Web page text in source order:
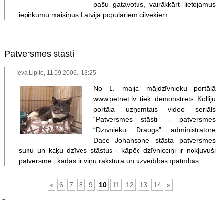
pašu gatavotus, vairākkārt lietojamus
iepirkumu maisiņus Latvijā populāriem cilvēkiem.
Patversmes stāsti
Ieva Lipite, 11.09.2006., 13:25
No 1. maija mājdzīvnieku portālā
www.petnet.lv tiek demonstrēts Kolliju
portāla uzņemtais video seriāls
“Patversmes stāsti” - patversmes
“Dzīvnieku Draugs” administratore
Dace Johansone stāsta patversmes
suņu un kaķu dzīves stāstus - kāpēc dzīvnieciņi ir nokļuvuši
patversmē , kādas ir viņu rakstura un uzvedības īpatnības.
« 6 7 8 9 10 11 12 13 14 »